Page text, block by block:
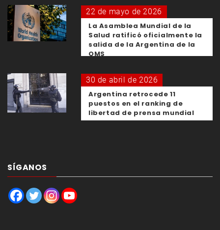
22 de mayo de 2026
La Asamblea Mundial de la
Salud ratificó oficialmente la
salida de la Argentina de la
OMS
30 de abril de 2026
Argentina retrocede 11
puestos en el ranking de
libertad de prensa mundial
SÍGANOS